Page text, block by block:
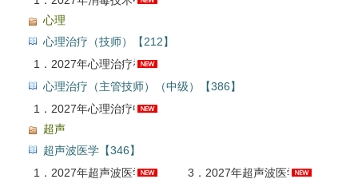
心理
心理治疗（技师）【212】
1． 2027年心理治疗初级（师）考试题库【历年真题＋章节题库＋模拟试题＋冲刺试卷】AI讲解
心理治疗（主管技师）（中级）【386】
1． 2027年心理治疗中级职称考试题库【真题精选＋章节题库＋模拟试题＋冲刺试卷】AI讲解
超声
超声波医学【346】
1． 2027年超声波医学中级职称考试全套资料【真题精选＋题库＋考前冲刺】 3． 2027年超声波医学中级职称考试考前冲刺卷AI讲解